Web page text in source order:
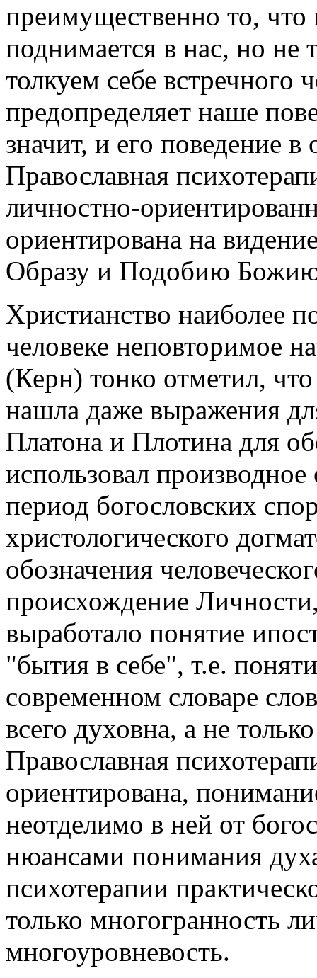
преимущественно то,
поднимается в нас, но не
толкуем себе встречного
предопределяет наше
значит, и его поведение
Православная
личностно-
ориентирована на
Образу и Подобию
Христианство наиболее
человеке неповторимое
(Керн) тонко отметил,
нашла даже выражения
Платона и Плотина для
использовал
период богословских
христологического
обозначения
происхождение
выработало понятие
"бытия в себе", т.е.
современном словаре
всего духовна, а не
Православная
ориентирована,
неотделимо в ней от
нюансами понимания
психотерапии
только многогранность
многоуровневость.